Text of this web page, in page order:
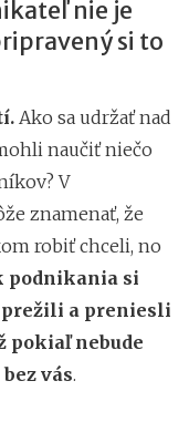
nie je
si to
Ako sa udržať nad
naučiť niečo
V
znamenať, že
robiť chceli, no
podnikania si
prežili a preniesli
pokiaľ nebude
vás.